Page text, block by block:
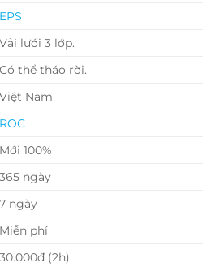
EPS
Vải lưới 3 lớp.
Có thể tháo rời.
Việt Nam
ROC
Mới 100%
365 ngày
7 ngày
Miễn phí
30.000đ (2h)